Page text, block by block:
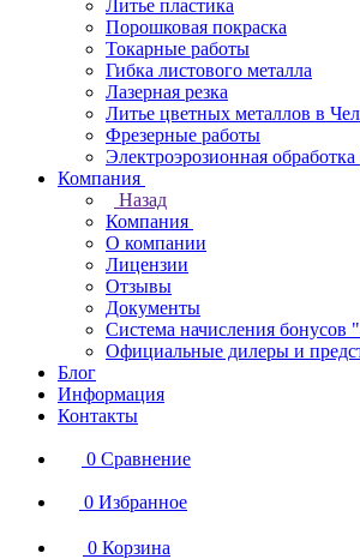
Литье пластика
Порошковая покраска
Токарные работы
Гибка листового металла
Лазерная резка
Литье цветных металлов в
Фрезерные работы
Электроэрозионная обработка
Компания
Назад
Компания
О компании
Лицензии
Отзывы
Документы
Система начисления
Официальные дилеры и
Блог
Информация
Контакты
0 Сравнение
0 Избранное
0 Корзина